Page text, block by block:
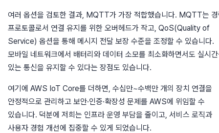
여러 옵션을 검토한 결과, MQTT가 가장 적합했습니다. MQTT는
프로토콜로서 연결 유지를 위한 오버헤드가 작고, QoS(Quality of
Service) 옵션을 통해 메시지 전달 보장 수준을 조정할 수 있습니다.
모바일 네트워크에서 배터리와 데이터 소모를 최소화하면서도 실시
있는 통신을 유지할 수 있다는 장점도 있습니다.
여기에 AWS IoT Core를 더하면, 수십만~수백만 개의 장치 연결을
안정적으로 관리하고 보안·인증·확장성 문제를 AWS에 위임할 수
있습니다. 덕분에 저희는 인프라 운영 부담을 줄이고, 서비스 로직과
사용자 경험 개선에 집중할 수 있게 되었습니다.